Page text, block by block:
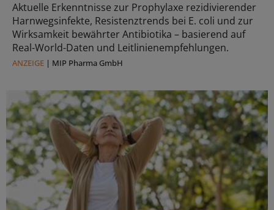
Aktuelle Erkenntnisse zur Prophylaxe rezidivierender
Harnwegsinfekte, Resistenztrends bei E. coli und zur
Wirksamkeit bewährter Antibiotika – basierend auf
Real-World-Daten und Leitlinienempfehlungen.
ANZEIGE | MIP Pharma GmbH